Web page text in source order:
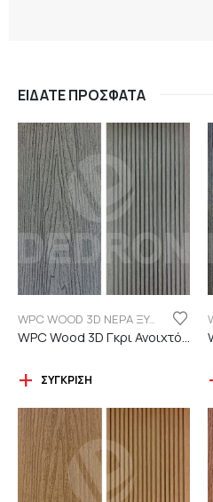
ΕΊΔΑΤΕ ΠΡΌΣΦΑΤΑ
WPC WOOD 3D ΝΕΡΑ ΞΥΛΟΥ
ΣΎΓΚΡΙΣΗ